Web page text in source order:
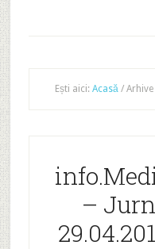
Ești aici: Acasă /Arhive
–